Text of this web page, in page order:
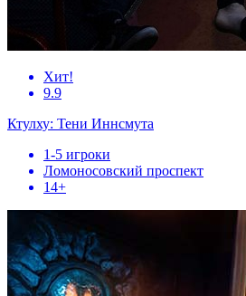
Хит!
9.9
Ктулху: Тени Иннсмута
1-5 игроки
Ломоносовский проспект
14+